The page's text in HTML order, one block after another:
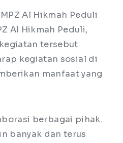
Al Hikmah Peduli
Al Hikmah Peduli,
tersebut
kegiatan sosial di
manfaat yang
berbagai pihak.
banyak dan terus